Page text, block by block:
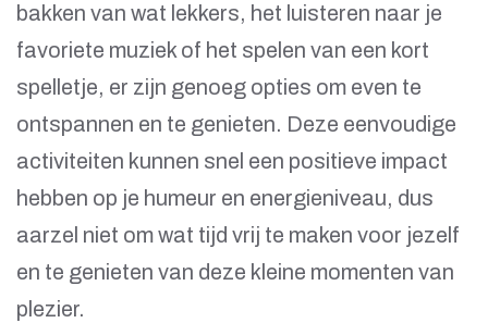
bakken van wat lekkers, het luisteren naar je
favoriete muziek of het spelen van een kort
spelletje, er zijn genoeg opties om even te
ontspannen en te genieten. Deze eenvoudige
activiteiten kunnen snel een positieve impact
hebben op je humeur en energieniveau, dus
aarzel niet om wat tijd vrij te maken voor jezelf
en te genieten van deze kleine momenten van
plezier.